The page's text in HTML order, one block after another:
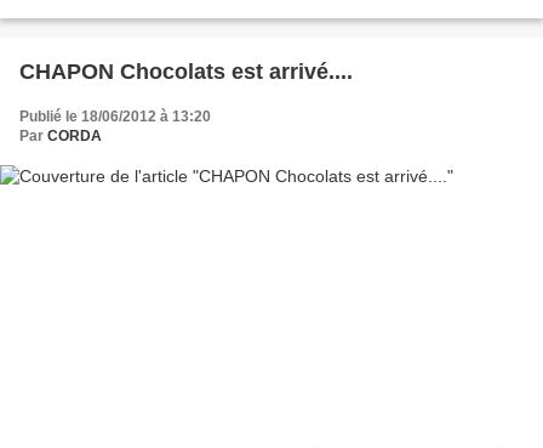
CHAPON Chocolats est arrivé....
Publié le 18/06/2012 à 13:20
Par CORDA